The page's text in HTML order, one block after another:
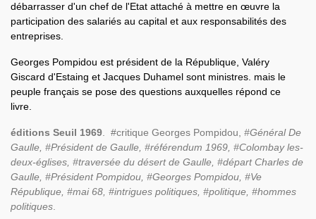
débarrasser d'un chef de l'Etat attaché à mettre en œuvre la
participation des salariés au capital et aux responsabilités des
entreprises.
Georges Pompidou est président de la République, Valéry
Giscard d'Estaing et Jacques Duhamel sont ministres. mais le
peuple français se pose des questions auxquelles répond ce
livre.
éditions Seuil 1969 . #critique Georges Pompidou, #Général De
Gaulle, #Président de Gaulle, #référendum 1969, #Colombay les-
deux-églises, #traversée du désert de Gaulle, #départ Charles de
Gaulle, #Président Pompidou, #Georges Pompidou, #Ve
République, #mai 68, #intrigues politiques, #politique, #hommes
politiques